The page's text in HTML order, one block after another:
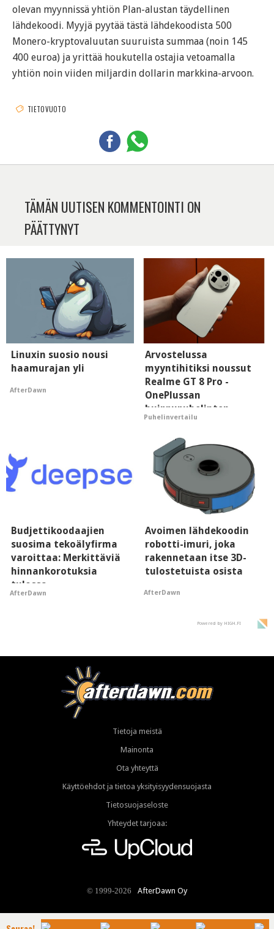
olevan myynnissä yhtiön Plan-alustan täydellinen
lähdekoodi. Myyjä pyytää tästä lähdekoodista 500
Monero-kryptovaluutan suuruista summaa (noin 145
400 euroa) ja yrittää houkutella ostajia vetoamalla
yhtiön noin viiden miljardin dollarin markkina-arvoon.
TIETOVUOTO
TÄMÄN UUTISEN KOMMENTOINTI ON
PÄÄTTYNYT
Linuxin suosio nousi
haamurajan yli
AfterDawn
Arvostelussa
myyntihitiksi noussut
Realme GT 8 Pro -
OnePlussan
huippupuhelinten
"perillinen"
Puhelinvertailu
Budjettikoodaajien
suosima tekoälyfirma
varoittaa: Merkittäviä
hinnankorotuksia
tulossa
AfterDawn
Avoimen lähdekoodin
robotti-imuri, joka
rakennetaan itse 3D-
tulostetuista osista
AfterDawn
Powered by HIGH.FI
Tietoja meistä
Mainonta
Ota yhteyttä
Käyttöehdot ja tietoa yksityisyydensuojasta
Tietosuojaseloste
Yhteydet tarjoaa:
© 1999-2026 AfterDawn Oy